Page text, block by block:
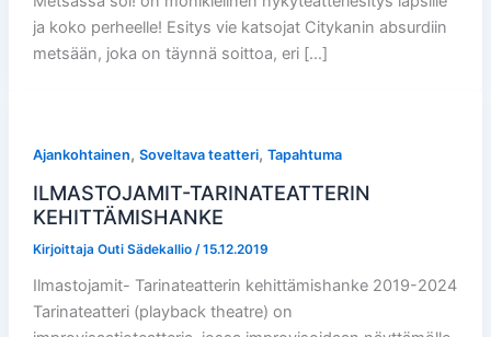
ja koko perheelle! Esitys vie katsojat Citykanin absurdiin
metsään, joka on täynnä soittoa, eri […]
Ajankohtainen, Soveltava teatteri, Tapahtuma
ILMASTOJAMIT-TARINATEATTERIN
KEHITTÄMISHANKE
Kirjoittaja Outi Sädekallio /15.12.2019
Ilmastojamit- Tarinateatterin kehittämishanke 2019-2024
Tarinateatteri (playback theatre) on